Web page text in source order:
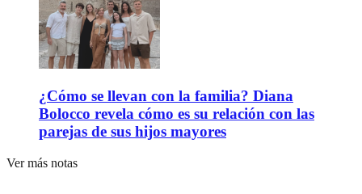
¿Cómo se llevan con la familia? Diana
Bolocco revela cómo es su relación con las
parejas de sus hijos mayores
Ver más notas